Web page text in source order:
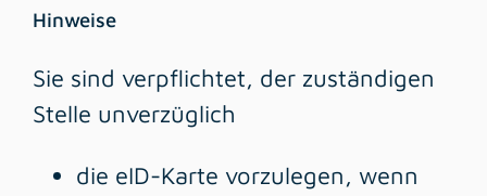
Hinweise
Sie sind verpflichtet, der zuständigen
Stelle unverzüglich
die eID-Karte vorzulegen, wenn